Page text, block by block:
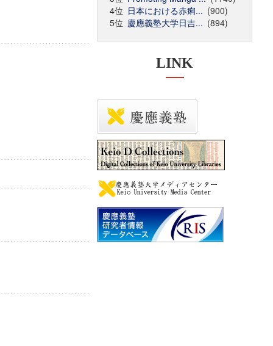
4位 日本における赤痢... (900)
5位 慶應義塾大学日吉... (894)
LINK